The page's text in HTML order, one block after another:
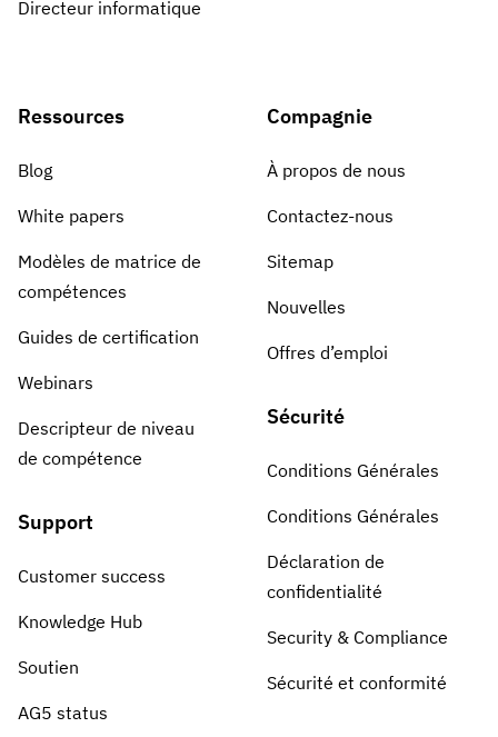
Directeur informatique
Ressources
Blog
White papers
Modèles de matrice de
compétences
Guides de certification
Webinars
Descripteur de niveau
de compétence
Support
Customer success
Knowledge Hub
Soutien
AG5 status
Compagnie
À propos de nous
Contactez-nous
Sitemap
Nouvelles
Offres d’emploi
Sécurité
Conditions Générales
Conditions Générales
Déclaration de
confidentialité
Security & Compliance
Sécurité et conformité